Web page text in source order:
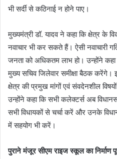
भी सर्दी से कठिनाई न होने पाए।
मुख्यमंत्री डॉ. यादव ने कहा कि क्षेत्र के
नवाचार भी कर सकते हैं। ऐसी नवाचारी
जनता को अधिकतम लाभ हो। उन्होंने
मुख्य सचिव जिलेवार समीक्षा बैठक
क्षेत्र की प्रमुख मांगों एवं संवदेनशील
उन्होंने कहा कि सभी कलेक्टर्स अब
सभी विधायकों से चर्चा करें और उनके
में सहयोग भी करें।
पुराने मंजूर सीएम राइज स्कूल का निर्माण